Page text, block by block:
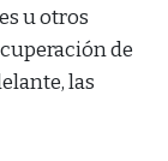
u otros
de
las